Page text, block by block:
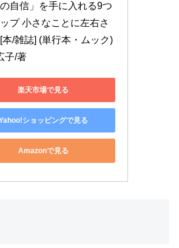
の自信」を手に入れる9つ
プ 小さなことに左右さ
本/雑誌] (単行本・ムック)
子/著
楽天市場で見る
ショッピングで見る
Amazonで見る